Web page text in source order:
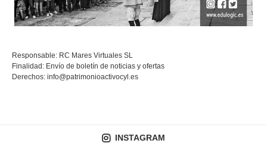
Responsable: RC Mares Virtuales SL
Finalidad: Envío de boletín de noticias y ofertas
Derechos: info@patrimonioactivocyl.es
INSTAGRAM